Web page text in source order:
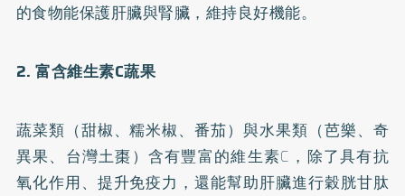
的食物能保護肝臟與腎臟，維持良好機能。
2. 富含維生素C蔬果
蔬菜類（甜椒、糯米椒、番茄）與水果類（芭樂、奇
異果、台灣土棗）含有豐富的維生素C，除了具有抗
氧化作用、提升免疫力，還能幫助肝臟進行穀胱甘肽